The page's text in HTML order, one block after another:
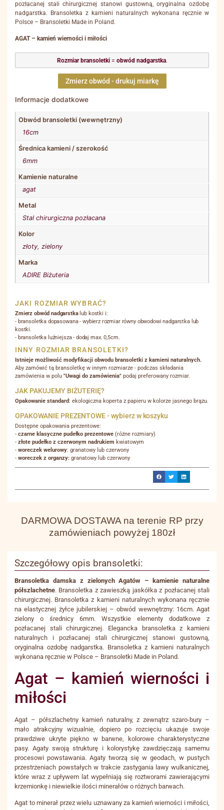
pozłacanej stali chirurgicznej stanowi gustowną, oryginalna ozdobę
nadgarstka. Bransoletka z kamieni naturalnych wykonana ręcznie w
Polsce – Bransoletki Made in Poland.
AGAT – kamień wierności i miłości
Rozmiar bransoletki= obwód nadgarstka.
Zmierz obwód - drukuj miarkę
Informacje dodatkowe
Obwód bransoletki (wewnętrzny)
16cm
Średnica kamieni / szerokość
6mm
Kamienie naturalne
agat
Metal
Stal chirurgiczna pozłacana
Kolor
złoty, zielony
Marka
ADIRE Biżuteria
JAKI ROZMIAR WYBRAĆ?
Zmierz obwód nadgarstkalub kostki i:
- bransoletka dopasowana - wybierz rozmiar równy obwodowi nadgarstka lub
kostki.
- bransoletka luźniejsza - dodaj max. 0,5cm.
INNY ROZMIAR BRANSOLETKI?
Istnieje możliwość modyfikacji obwodu bransoletki z kamieni naturalnych.
Aby zamówić tą bransoletkę w innym rozmiarze - podczas składania
zamówienia w polu "Uwagi do zamówienia" podaj preferowany rozmiar.
JAK PAKUJEMY BIŻUTERIĘ?
Opakowanie standard: ekologiczna koperta z papieru w kolorze jasnego brązu.
OPAKOWANIE PREZENTOWE - wybierz w koszyku
Dostępne opakowania prezentowe:
- czarne klasyczne pudełko prezentowe (różne rozmiary)
- złote pudełko z czerwonym nadrukiem kwiatowym
- woreczek welurowy: granatowy lub czerwony
- woreczek z organzy: granatowy lub czerwony
DARMOWA DOSTAWA na terenie RP przy
zamówieniach powyżej 180zł
Szczegółowy opis bransoletki:
Bransoletka damska z zielonych Agatów – kamienie naturalne
półszlachetne. Bransoletka z zawieszką jaskółka z pozłacanej stali
chirurgicznej. Bransoletka z kamieni naturalnych wykonana ręcznie
na elastycznej żyłce jubilerskiej – obwód wewnętrzny: 16cm. Agat
zielony o średnicy 6mm. Wszystkie elementy dodatkowe z
pozłacanej stali chirurgicznej. Elegancka bransoletka z kamieni
naturalnych i pozłacanej stali chirurgicznej stanowi gustowną,
oryginalna ozdobę nadgarstka. Bransoletka z kamieni naturalnych
wykonana ręcznie w Polsce – Bransoletki Made in Poland.
Agat – kamień wierności i
miłości
Agat – półszlachetny kamień naturalny, z zewnątrz szaro-bury –
mało atrakcyjny wizualnie, dopiero po rozcięciu ukazuje swoje
prawdziwe ukryte piękno w barwne, kolorowe charakterystyczne
pasy. Agaty swoją strukturę i kolorystykę zawdzięczają samemu
procesowi powstawania. Agaty tworzą się w geodach, w pustych
przestrzeniach powstałych w trakcie zastygania lawy wulkanicznej,
które wraz z upływem lat wypełniają się roztworami zawierającymi
krzemionkę i niewielkie ilości minerałów o różnych barwach.
Agat to minerał przez wielu uznawany za kamień wierności i miłości,